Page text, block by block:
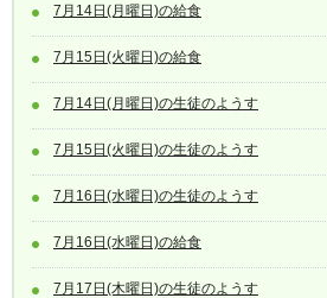
7月14日(月曜日)の給食
7月15日(火曜日)の給食
7月14日(月曜日)の生徒のようす
7月15日(火曜日)の生徒のようす
7月16日(水曜日)の生徒のようす
7月16日(水曜日)の給食
7月17日(木曜日)の生徒のようす